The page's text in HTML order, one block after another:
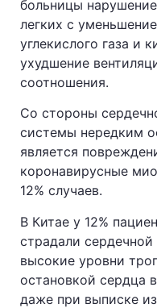
больницы
легких с
углекислого газа и
ухудшение
соотношения.
Со стороны
системы нередким
является
коронавирусные
12% случаев.
В Китае у 12%
страдали
высокие уровни
остановкой сердца
даже при выписке